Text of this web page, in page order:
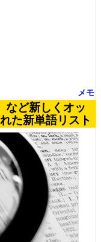
メモ
ど新しくオッ
た新単語リスト